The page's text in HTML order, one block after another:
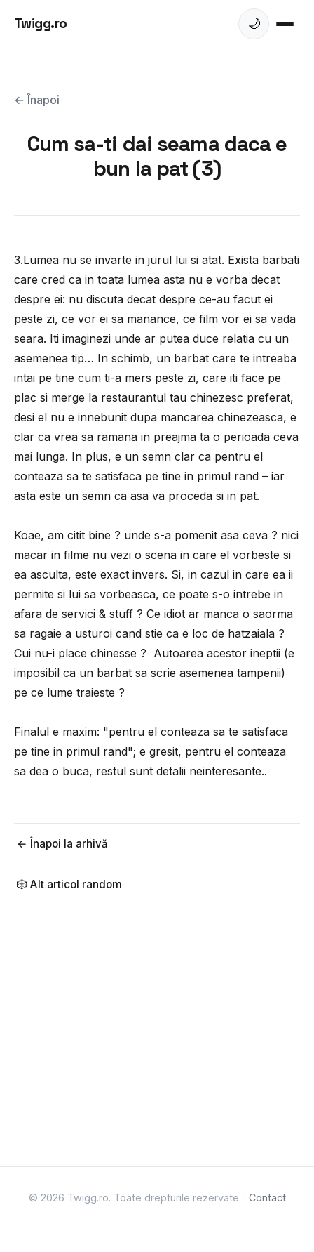
Twigg.ro 🌙
← Înapoi
Cum sa-ti dai seama daca e
bun la pat (3)
3.Lumea nu se invarte in jurul lui si atat. Exista barbati
care cred ca in toata lumea asta nu e vorba decat
despre ei: nu discuta decat despre ce-au facut ei
peste zi, ce vor ei sa manance, ce film vor ei sa vada
seara. Iti imaginezi unde ar putea duce relatia cu un
asemenea tip… In schimb, un barbat care te intreaba
intai pe tine cum ti-a mers peste zi, care iti face pe
plac si merge la restaurantul tau chinezesc preferat,
desi el nu e innebunit dupa mancarea chinezeasca, e
clar ca vrea sa ramana in preajma ta o perioada ceva
mai lunga. In plus, e un semn clar ca pentru el
conteaza sa te satisfaca pe tine in primul rand – iar
asta este un semn ca asa va proceda si in pat.
Koae, am citit bine ? unde s-a pomenit asa ceva ? nici
macar in filme nu vezi o scena in care el vorbeste si
ea asculta, este exact invers. Si, in cazul in care ea ii
permite si lui sa vorbeasca, ce poate s-o intrebe in
afara de servici & stuff ? Ce idiot ar manca o saorma
sa ragaie a usturoi cand stie ca e loc de hatzaiala ?
Cui nu-i place chinesse ? Autoarea acestor ineptii (e
imposibil ca un barbat sa scrie asemenea tampenii)
pe ce lume traieste ?
Finalul e maxim: "pentru el conteaza sa te satisfaca
pe tine in primul rand"; e gresit, pentru el conteaza
sa dea o buca, restul sunt detalii neinteresante..
← Înapoi la arhivă
🎲 Alt articol random
© 2026 Twigg.ro. Toate drepturile rezervate. · Contact